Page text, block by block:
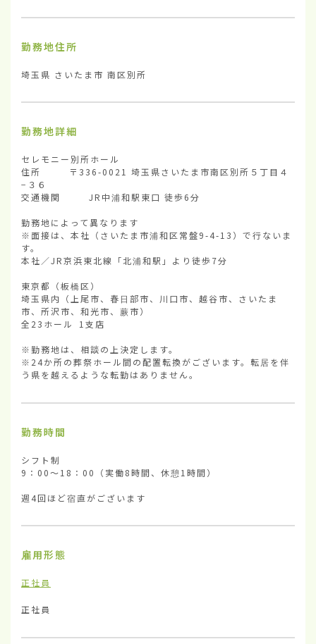
勤務地住所
埼玉県 さいたま市 南区別所
勤務地詳細
セレモニー別所ホール
住所        〒336-0021 埼玉県さいたま市南区別所５丁目４
−３６
交通機関        JR中浦和駅東口 徒歩6分
勤務地によって異なります
※面接は、本社（さいたま市浦和区常盤9-4-13）で行ないま
す。
本社／JR京浜東北線「北浦和駅」より徒歩7分
東京都（板橋区）
埼玉県内（上尾市、春日部市、川口市、越谷市、さいたま
市、所沢市、和光市、蕨市）
全23ホール 1支店
※勤務地は、相談の上決定します。
※24か所の葬祭ホール間の配置転換がございます。転居を伴
う県を越えるような転勤はありません。
勤務時間
シフト制
9：00～18：00（実働8時間、休憩1時間）
週4回ほど宿直がございます
雇用形態
正社員
正社員